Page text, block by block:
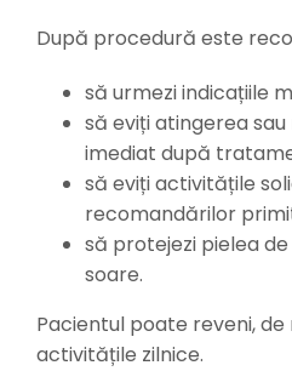
După procedură este
să urmezi indicațiile
să eviți atingerea
imediat după
să eviți activitățile
recomandărilor
să protejezi pielea
soare.
Pacientul poate reveni, de
activitățile zilnice.